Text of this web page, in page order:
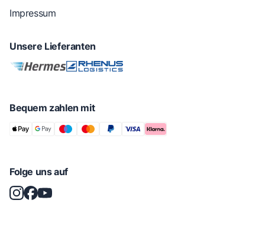
Impressum
Unsere Lieferanten
Bequem zahlen mit
Folge uns auf